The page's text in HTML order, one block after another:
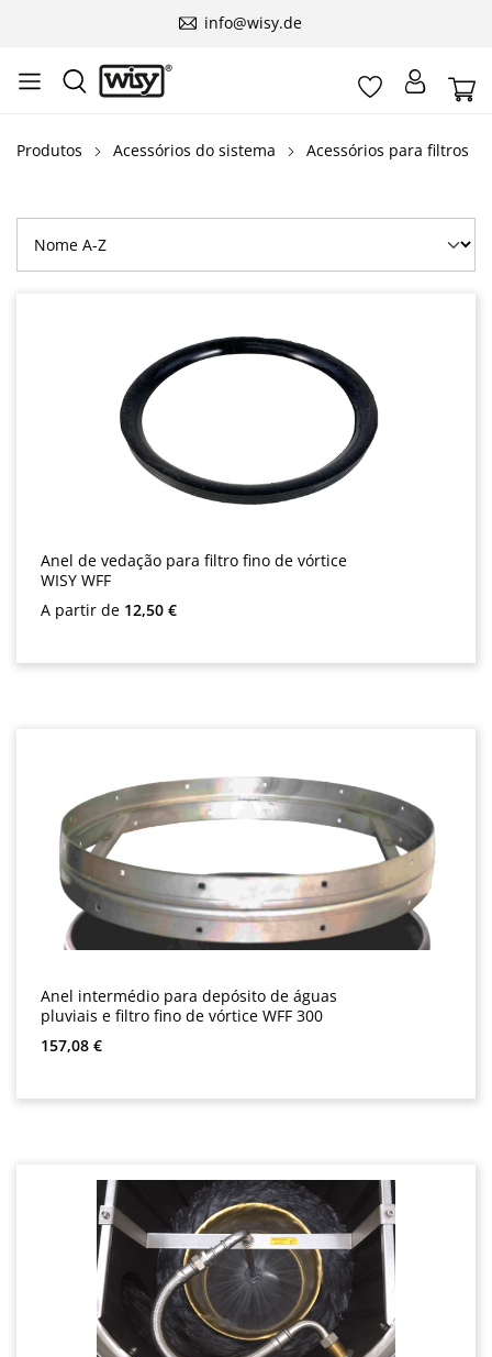
info@wisy.de
Produtos Acessórios do sistema Acessórios para filtros
Anel de vedação para filtro fino de vórtice
WISY WFF
Preço normal:
A partir de 12,50 €
Anel intermédio para depósito de águas
pluviais e filtro fino de vórtice WFF 300
Preço normal:
157,08 €